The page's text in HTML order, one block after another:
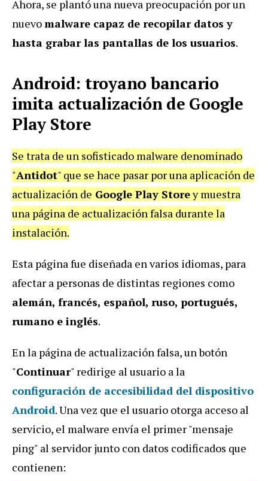
Ahora, se plantó una nueva preocupación por un
nuevomalware capaz de recopilar datos y
hasta grabar las pantallas de los usuarios.
Android: troyano bancario
imita actualización de Google
Play Store
Se trata de un sofisticado malware denominado
"Antidot" que se hace pasar por una aplicación de
actualización de Google Play Storey muestra
una página de actualización falsa durante la
instalación.
Esta página fue diseñada en varios idiomas, para
afectar a personas de distintas regiones como
alemán, francés, español, ruso, portugués,
rumano e inglés.
En la página de actualización falsa, un botón
"Continuar" redirige al usuario a la
configuración de accesibilidad del dispositivo
Android. Una vez que el usuario otorga acceso al
servicio, el malware envía el primer "mensaje
ping" al servidor junto con datos codificados que
contienen: